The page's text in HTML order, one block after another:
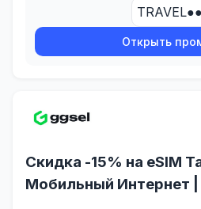
Открыть
Скидка -15% на eSIM
Мобильный Интернет |